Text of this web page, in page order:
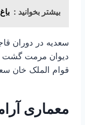
بیشتر بخوانید :
سعدیه در دوران
دیوان مرمت گشت
قوام الملک خان
معماری